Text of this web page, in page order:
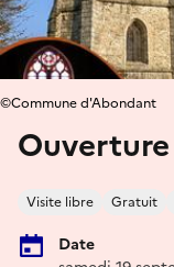
Visite libre Gratuit
Date
©Commune d'Abondant